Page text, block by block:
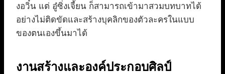
งอวิ๋น แต่ อู๋ซิ่งเจี้ยน ก็สามารถเข้ามาสวมบทบาทได้
อย่างไม่ติดขัดและสร้างบุคลิกของตัวละครในแบบ
ของตนเองขึ้นมาได้
งานสร้างและองค์ประกอบศิลป์